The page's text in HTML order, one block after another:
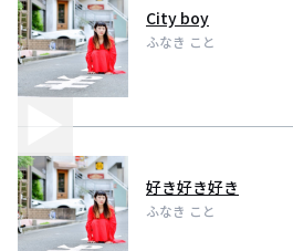
City boy
ふなき こと
好き好き好き
ふなき こと